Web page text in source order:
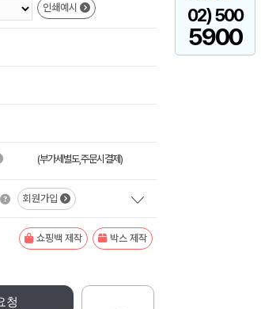
02) 500
5900
인쇄예시
(부가세별도,주문시결제)
회원가입
쇼핑백 제작 박스 제작
청